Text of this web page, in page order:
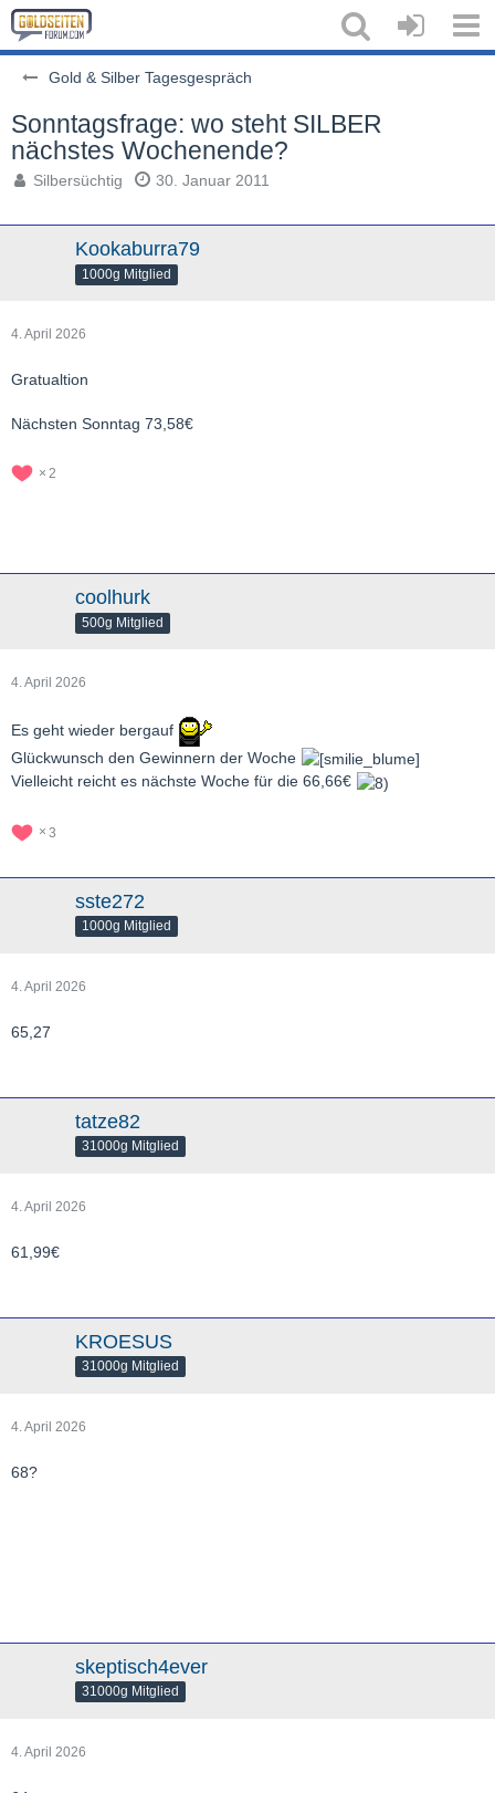
Gold & Silber Tagesgespräch
Sonntagsfrage: wo steht SILBER
nächstes Wochenende?
Silbersüchtig 30. Januar 2011
Kookaburra79
1000g Mitglied
4. April 2026
Gratualtion
Nächsten Sonntag 73,58€
2
coolhurk
500g Mitglied
4. April 2026
Es geht wieder bergauf
Glückwunsch den Gewinnern der Woche
Vielleicht reicht es nächste Woche für die 66,66€
3
sste272
1000g Mitglied
4. April 2026
65,27
tatze82
31000g Mitglied
4. April 2026
61,99€
KROESUS
31000g Mitglied
4. April 2026
68?
skeptisch4ever
31000g Mitglied
4. April 2026